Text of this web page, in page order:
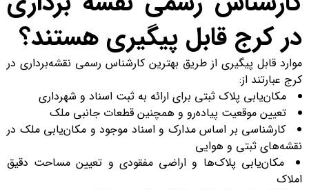
در کرج قابل پیگیری هستند؟
موارد قابل پیگیری از طریق بهترین کارشناس رسمی نقشه‌برداری در
کرج عبارتند از:
مکان‌یابی پلاک ثبتی برای ارائه به ثبت اسناد و شهرداری
تعیین موقعیت پیاده‌رو و همچنین قطعات جانبی ملک
کارشناسی بر اساس مدارک و اسناد موجود و مکان‌یابی ملک در
نقشه‌های ثبتی و هوایی
مکان‌یابی پلاک‌ها و اراضی مفقودی و تعیین مساحت دقیق
املاک